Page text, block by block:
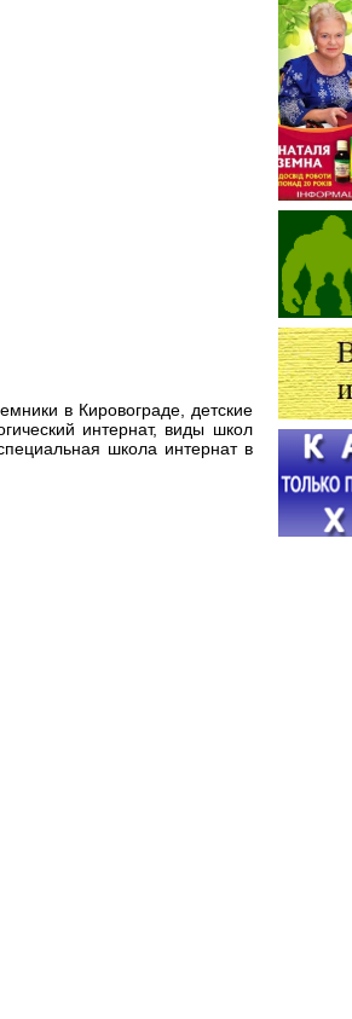
в Кировограде, детские
интернат, виды школ
школа интернат в